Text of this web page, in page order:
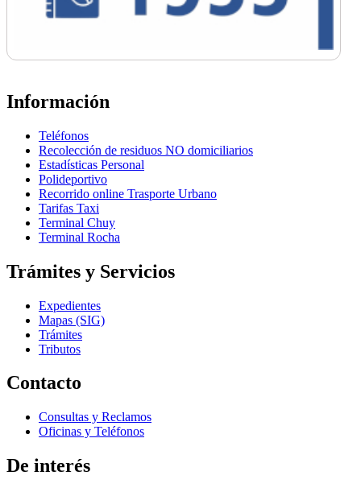
Información
Teléfonos
Recolección de residuos NO domiciliarios
Estadísticas Personal
Polideportivo
Recorrido online Trasporte Urbano
Tarifas Taxi
Terminal Chuy
Terminal Rocha
Trámites y Servicios
Expedientes
Mapas (SIG)
Trámites
Tributos
Contacto
Consultas y Reclamos
Oficinas y Teléfonos
De interés